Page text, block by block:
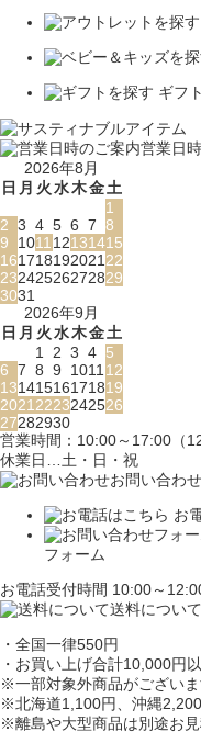
ギフト
営業日
2026年8月
日 月 火水木金土
1
2 3 4 5 6 7 8
9
1011 12131415
161718192021 22
23242526272829
3031
2026年9月
日 月 火水木金土
1
2 3 4 5
6 7 8 9 1011 12
13141516171819
2021 2223242526
27282930
営業時間：10:00～17:00（
休業日…土・日・祝
お問い合わせ
お
フォーム
お電話受付時間 10:00～
送料について
・全国一律550円
・お買い上げ合計10,000円
※一部対象外商品がございま
※北海道1,100円 、沖縄
※離島や大型商品は別途お見